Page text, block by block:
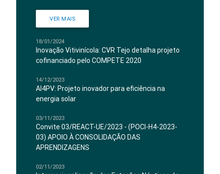
VER MAIS
18/01/2024
Inovação Vitivinícola: CVR Tejo detalha projeto
cofinanciado pelo COMPETE 2020
14/12/2023
AI4PV: Projeto inovador para eficiência na
energia solar
03/11/2023
Convite 03/REACT-UE/2023 - (POCI-H4-2023-
03) APOIO À CONSOLIDAÇÃO DAS
APRENDIZAGENS
02/11/2023